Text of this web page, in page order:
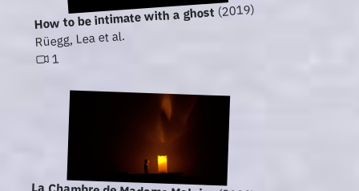
How to be intimate with a ghost (2019)
Rüegg, Lea et al.
1